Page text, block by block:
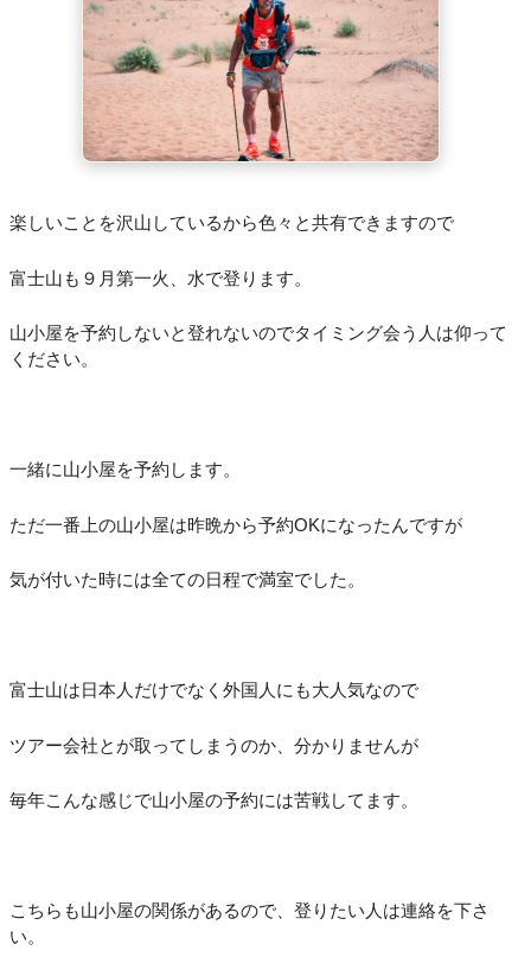
楽しいことを沢山しているから色々と共有できますので
富士山も９月第一火、水で登ります。
山小屋を予約しないと登れないのでタイミング会う人は仰って
ください。
一緒に山小屋を予約します。
ただ一番上の山小屋は昨晩から予約OKになったんですが
気が付いた時には全ての日程で満室でした。
富士山は日本人だけでなく外国人にも大人気なので
ツアー会社とが取ってしまうのか、分かりませんが
毎年こんな感じで山小屋の予約には苦戦してます。
こちらも山小屋の関係があるので、登りたい人は連絡を下さ
い。